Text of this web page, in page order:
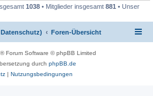
1038 • Mitglieder insgesamt 881 • Unser
Foren-Übersicht
® Forum Software © phpBB Limited
durch phpBB.de
| Nutzungsbedingungen